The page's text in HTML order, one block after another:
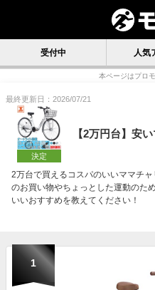
受付中 人気
本ページはプロ
最終更新日：2026/07/21
決定
【2万円台】安
2万台で買えるコスパのいいママチ
のお買い物やちょっとした運動のた
いいおすすめを教えてください！
1